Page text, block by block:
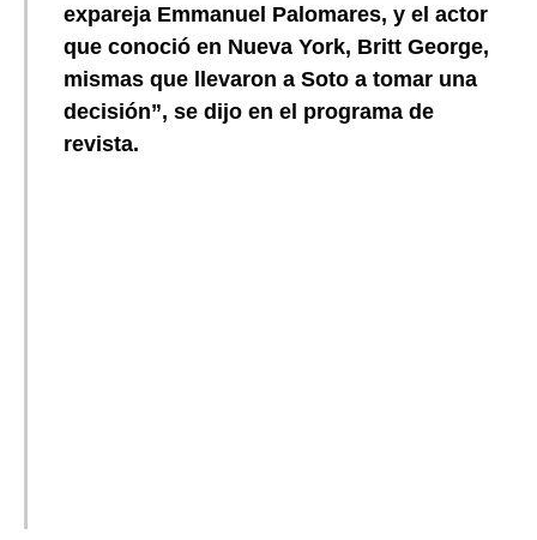
expareja Emmanuel Palomares, y el actor
que conoció en Nueva York, Britt George,
mismas que llevaron a Soto a tomar una
decisión”, se dijo en el programa de
revista.